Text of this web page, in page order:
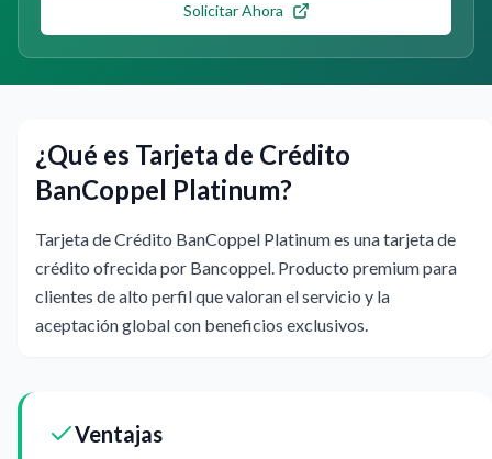
Solicitar Ahora
¿Qué es Tarjeta de Crédito
BanCoppel Platinum?
Tarjeta de Crédito BanCoppel Platinum es una tarjeta de
crédito ofrecida por Bancoppel. Producto premium para
clientes de alto perfil que valoran el servicio y la
aceptación global con beneficios exclusivos.
Ventajas